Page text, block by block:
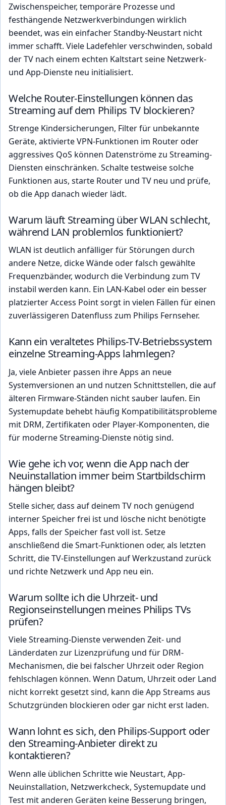
Zwischenspeicher, temporäre Prozesse und
festhängende Netzwerkverbindungen wirklich
beendet, was ein einfacher Standby-Neustart nicht
immer schafft. Viele Ladefehler verschwinden, sobald
der TV nach einem echten Kaltstart seine Netzwerk-
und App-Dienste neu initialisiert.
Welche Router-Einstellungen können das
Streaming auf dem Philips TV blockieren?
Strenge Kindersicherungen, Filter für unbekannte
Geräte, aktivierte VPN-Funktionen im Router oder
aggressives QoS können Datenströme zu Streaming-
Diensten einschränken. Schalte testweise solche
Funktionen aus, starte Router und TV neu und prüfe,
ob die App danach wieder lädt.
Warum läuft Streaming über WLAN schlecht,
während LAN problemlos funktioniert?
WLAN ist deutlich anfälliger für Störungen durch
andere Netze, dicke Wände oder falsch gewählte
Frequenzbänder, wodurch die Verbindung zum TV
instabil werden kann. Ein LAN-Kabel oder ein besser
platzierter Access Point sorgt in vielen Fällen für einen
zuverlässigeren Datenfluss zum Philips Fernseher.
Kann ein veraltetes Philips-TV-Betriebssystem
einzelne Streaming-Apps lahmlegen?
Ja, viele Anbieter passen ihre Apps an neue
Systemversionen an und nutzen Schnittstellen, die auf
älteren Firmware-Ständen nicht sauber laufen. Ein
Systemupdate behebt häufig Kompatibilitätsprobleme
mit DRM, Zertifikaten oder Player-Komponenten, die
für moderne Streaming-Dienste nötig sind.
Wie gehe ich vor, wenn die App nach der
Neuinstallation immer beim Startbildschirm
hängen bleibt?
Stelle sicher, dass auf deinem TV noch genügend
interner Speicher frei ist und lösche nicht benötigte
Apps, falls der Speicher fast voll ist. Setze
anschließend die Smart-Funktionen oder, als letzten
Schritt, die TV-Einstellungen auf Werkzustand zurück
und richte Netzwerk und App neu ein.
Warum sollte ich die Uhrzeit- und
Regionseinstellungen meines Philips TVs
prüfen?
Viele Streaming-Dienste verwenden Zeit- und
Länderdaten zur Lizenzprüfung und für DRM-
Mechanismen, die bei falscher Uhrzeit oder Region
fehlschlagen können. Wenn Datum, Uhrzeit oder Land
nicht korrekt gesetzt sind, kann die App Streams aus
Schutzgründen blockieren oder gar nicht erst laden.
Wann lohnt es sich, den Philips-Support oder
den Streaming-Anbieter direkt zu
kontaktieren?
Wenn alle üblichen Schritte wie Neustart, App-
Neuinstallation, Netzwerkcheck, Systemupdate und
Test mit anderen Geräten keine Besserung bringen,